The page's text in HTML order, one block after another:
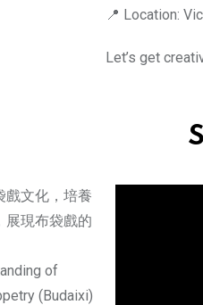
📍 Location:
Let’s get
戲文化，培養
展現布袋戲的
of
(Budaixi)